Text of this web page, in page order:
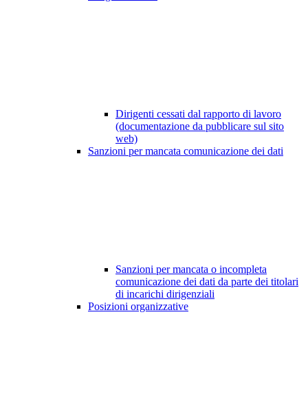
Dirigenti cessati dal rapporto di lavoro
(documentazione da pubblicare sul sito
web)
Sanzioni per mancata comunicazione dei dati
Sanzioni per mancata o incompleta
comunicazione dei dati da parte dei titolari
di incarichi dirigenziali
Posizioni organizzative